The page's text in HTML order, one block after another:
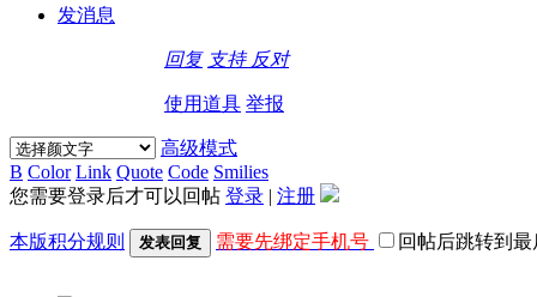
发消息
回复 支持 反对
使用道具 举报
高级模式
B Color Link Quote Code Smilies
您需要登录后才可以回帖 登录 | 注册
本版积分规则 发表回复 需要先绑定手机号 回帖后跳转到